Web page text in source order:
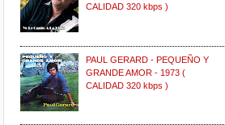
CALIDAD 320 kbps )
PAUL GERARD - PEQUEÑO Y
GRANDE AMOR - 1973 (
CALIDAD 320 kbps )